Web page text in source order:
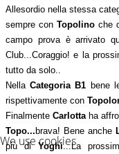
Allesordio nella stessa
sempre con Topolino che
campo prova è arrivato
Club...Coraggio! e la
tutto da solo..
NellaCategoria B1 bene
rispettivamente con
FinalmenteCarlotta ha
Topo... brava! Bene anche
più diYoghi...La
We use cookies